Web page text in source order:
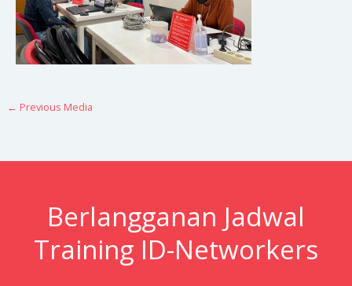
← Previous Media
Berlangganan Jadwal
Training ID-Networkers